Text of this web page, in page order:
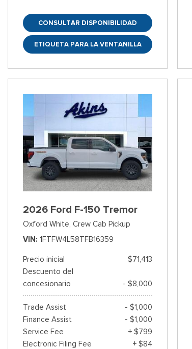
CONSULTAR DISPONIBILIDAD
ETIQUETA PARA LA VENTANILLA
2026 Ford F-150 Tremor
Oxford White, Crew Cab Pickup
VIN 1FTFW4L58TFB16359
Precio inicial
$71,413
Descuento del
concesionario
- $8,000
Trade Assist
- $1,000
Finance Assist
- $1,000
Service Fee
+ $799
Electronic Filing Fee
+ $84